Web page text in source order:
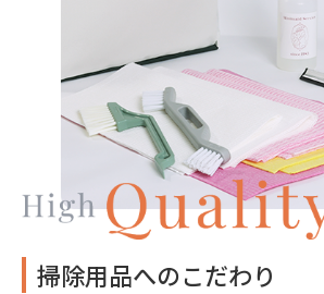
掃除用品へのこだわり